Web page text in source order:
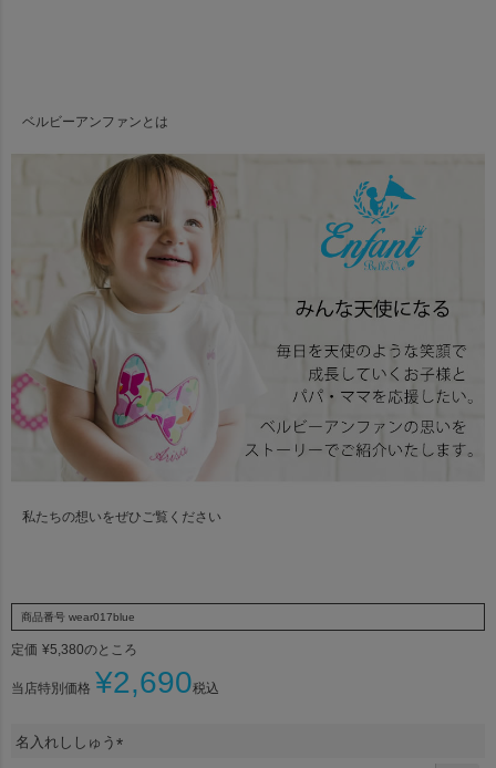
ベルビーアンファンとは
私たちの想いをぜひご覧ください
商品番号 wear017blue
定価 ¥5,380のところ
当店特別価格 ¥2,690税込
名入れししゅう